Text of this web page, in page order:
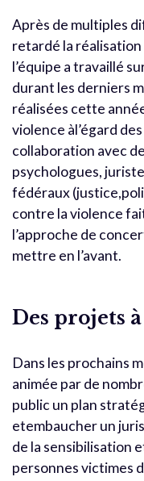
Après de multiples
retardé la
l’équipe a travaillé
durant les derniers
réalisées cette
violence àl’égard
collaboration avec
psychologues,
fédéraux
contre la violence
l’approche de
mettre en l’avant.
Des projets
Dans les prochains
animée par de
public un plan
etembaucher un
de la sensibilisation
personnes victimes